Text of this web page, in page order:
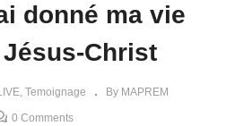
donné ma vie
Christ
Temoignage By MAPREM
0 Comments